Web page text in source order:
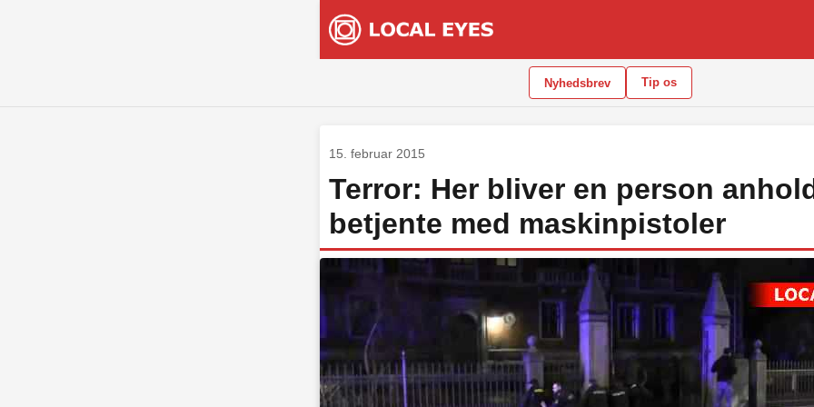
Nyhedsbrev Tip os
15. februar 2015
Terror: Her bliver en person
betjente med maskinpistoler